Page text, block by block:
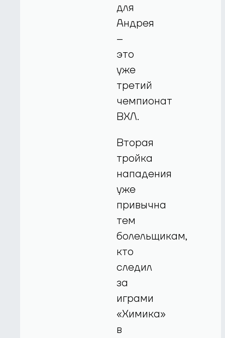
для
Андрея
–
это
уже
третий
чемпионат
ВХЛ.
Вторая
тройка
нападения
уже
привычна
тем
болельщикам,
кто
следил
за
играми
«Химика»
в